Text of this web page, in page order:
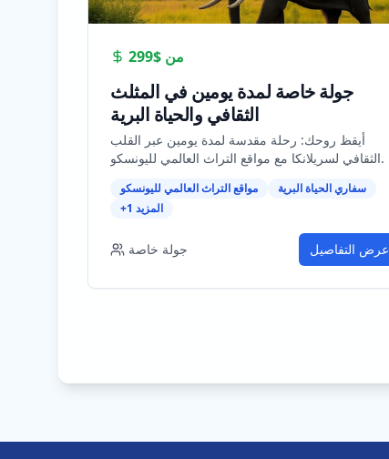
من $299
جولة خاصة لمدة يومين في المثلث
الثقافي والحياة البرية
أيقظ روحك: رحلة مقدسة لمدة يومين عبر القلب
الثقافي لسريلانكا مع مواقع التراث العالمي لليونسكو.
مواقع التراث العالمي لليونسكو
سفاري الحياة البرية
+1 المزيد
جولة خاصة عرض التفاصيل